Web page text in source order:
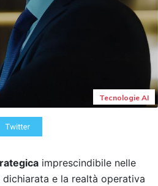
Tecnologie AI
imprescindibile nelle
e la realtà operativa